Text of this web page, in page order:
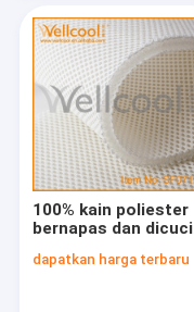
100% kain poliester
bernapas dan dicuci
bantal
dapatkan harga terbaru